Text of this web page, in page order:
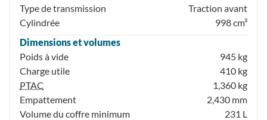
Type de transmission
Traction avant
Cylindrée
998 cm³
Dimensions et volumes
Poids à vide
945 kg
Charge utile
410 kg
PTAC
1,360 kg
Empattement
2,430 mm
Volume du coffre minimum
231 L